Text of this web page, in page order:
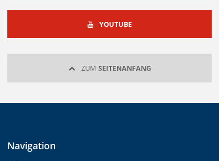
YOUTUBEYOUTUBE
ZUM SEITENANFANG
Navigation